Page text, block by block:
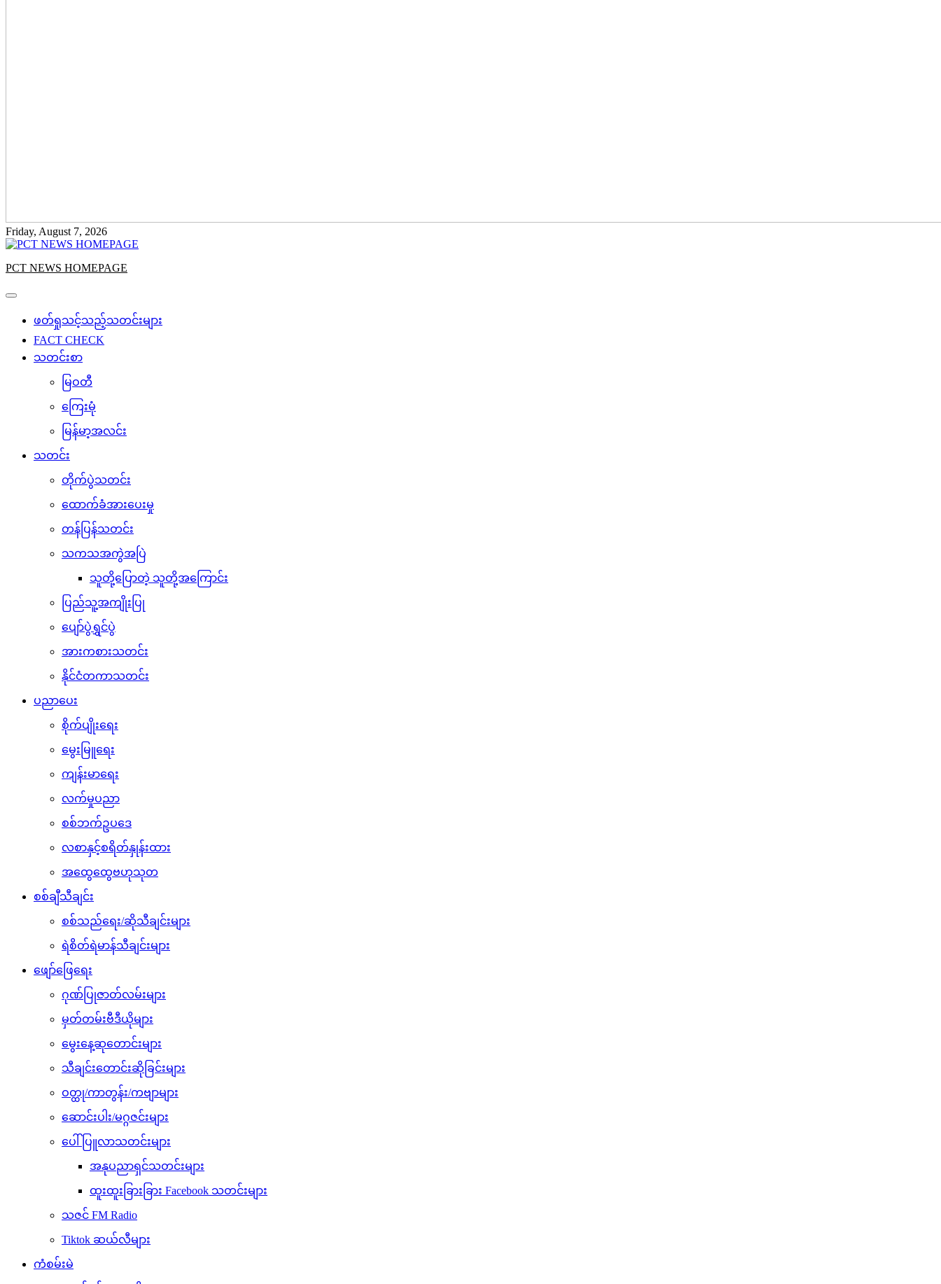
Friday, August 7, 2026
PCT NEWS HOMEPAGE
ဖတ်ရှုသင့်သည့်သတင်းများ
FACT CHECK
သတင်းစာ
မြဝတီ
ကြေးမုံ
မြန်မာ့အလင်း
သတင်း
တိုက်ပွဲသတင်း
ထောက်ခံအားပေးမှု
တန်ပြန်သတင်း
သကသအကွဲအပြဲ
သူတို့ပြောတဲ့ သူတို့အကြောင်း
ပြည်သူ့အကျိုးပြု
ပျော်ပွဲရွှင်ပွဲ
အားကစားသတင်း
နိုင်ငံတကာသတင်း
ပညာပေး
စိုက်ပျိုးရေး
မွေးမြူရေး
ကျန်းမာရေး
လက်မှုပညာ
စစ်ဘက်ဥပဒေ
လစာနှင့်စရိတ်နှုန်းထား
အထွေထွေဗဟုသုတ
စစ်ချီသီချင်း
စစ်သည်ရေး/ဆိုသီချင်းများ
ရဲစိတ်ရဲမာန်သီချင်းများ
ဖျော်ဖြေရေး
ဂုဏ်ပြုဇာတ်လမ်းများ
မှတ်တမ်းဗီဒီယိုများ
မွေးနေ့ဆုတောင်းများ
သီချင်းတောင်းဆိုခြင်းများ
ဝတ္ထု/ကာတွန်း/ကဗျာများ
ဆောင်းပါး/မဂ္ဂဇင်းများ
ပေါ်ပြူလာသတင်းများ
အနုပညာရှင်သတင်းများ
ထူးထူးခြားခြား Facebook သတင်းများ
သဇင် FM Radio
Tiktok ဆယ်လီများ
ကံစမ်းမဲ